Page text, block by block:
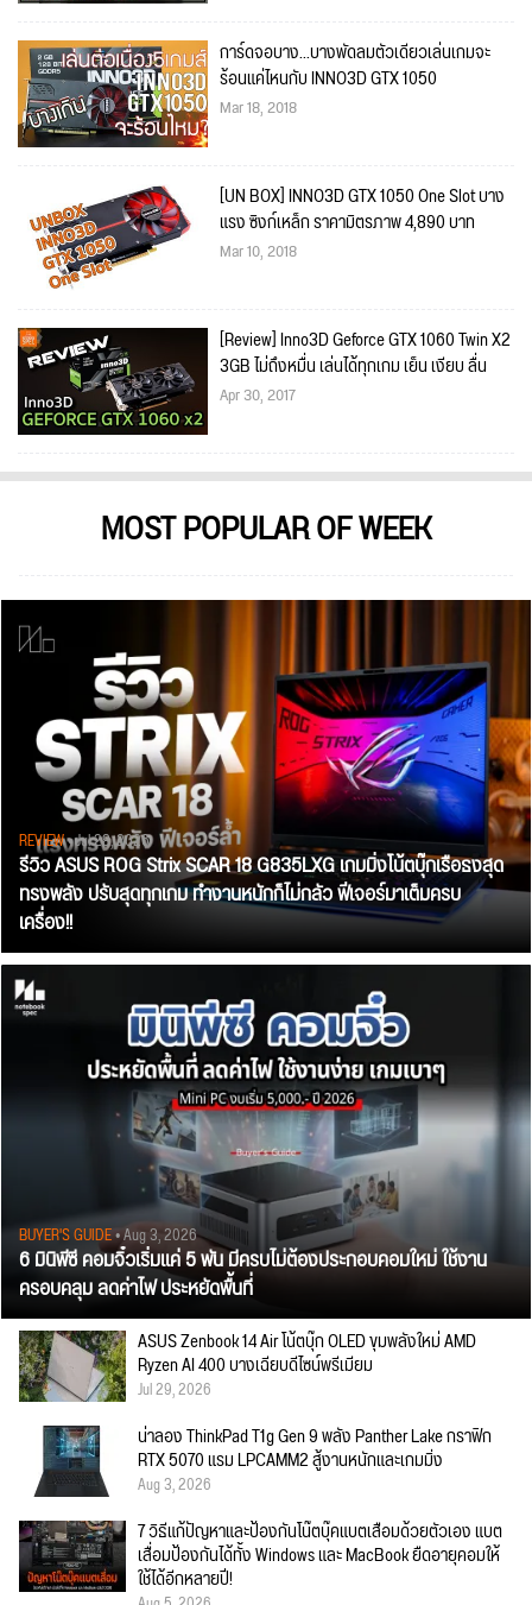
การ์ดจอบาง...บางพัดลมตัวเดียวเล่นเกมจะ
ร้อนแค่ไหนกับ INNO3D GTX 1050
Mar 18, 2018
[UN BOX] INNO3D GTX 1050 One Slot บาง
แรง ซิงก์เหล็ก ราคามิตรภาพ 4,890 บาท
Mar 10, 2018
[Review] Inno3D Geforce GTX 1060 Twin X2
3GB ไม่ถึงหมื่น เล่นได้ทุกเกม เย็น เงียบ ลื่น
Apr 30, 2017
MOST POPULAR OF WEEK
REVIEW• Jul 28, 2026
รีวิว ASUS ROG Strix SCAR 18 G835LXG เกมมิ่งโน้ตบุ๊กเรือธงสุด
ทรงพลัง ปรับสุดทุกเกม ทำงานหนักก็ไม่กลัว ฟีเจอร์มาเต็มครบ
เครื่อง!!
BUYER'S GUIDE• Aug 3, 2026
6 มินิพีซี คอมจิ๋วเริ่มแค่ 5 พัน มีครบไม่ต้องประกอบคอมใหม่ ใช้งาน
ครอบคลุม ลดค่าไฟ ประหยัดพื้นที่
ASUS Zenbook 14 Air โน้ตบุ๊ก OLED ขุมพลังใหม่ AMD
Ryzen AI 400 บางเฉียบดีไซน์พรีเมียม
Jul 29, 2026
น่าลอง ThinkPad T1g Gen 9 พลัง Panther Lake กราฟิก
RTX 5070 แรม LPCAMM2 สู้งานหนักและเกมมิ่ง
Aug 3, 2026
7 วิธีแก้ปัญหาและป้องกันโน๊ตบุ๊คแบตเสื่อมด้วยตัวเอง แบต
เสื่อมป้องกันได้ทั้ง Windows และ MacBook ยืดอายุคอมให้
ใช้ได้อีกหลายปี!